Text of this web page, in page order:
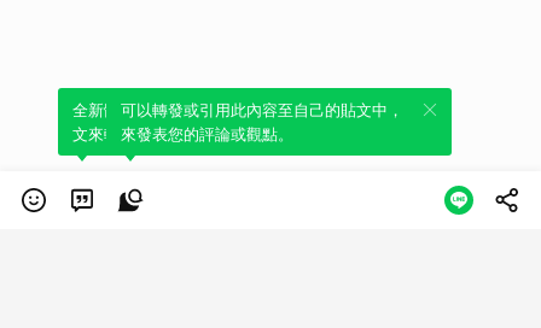
全新體驗！一鍵引用此內容，透過發布貼
文來輕鬆表達個人立場。
可以轉發或引用此內容至自己的貼文中，
來發表您的評論或觀點。